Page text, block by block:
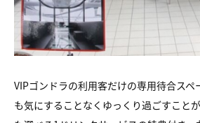
VIPゴンドラの利用客だけの専用待合スペ
も気にすることなくゆっくり過ごすこと